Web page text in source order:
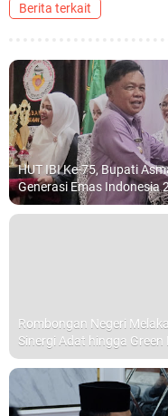
Berita terkait
HUT IBI Ke-75, Bupati
Generasi Emas Indonesia
Rombongan Negeri
Sinergi Adat hingga